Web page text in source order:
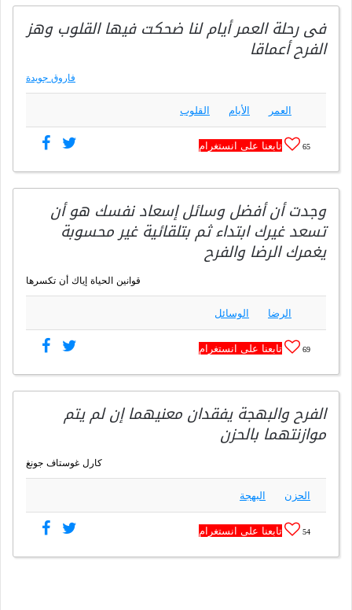
فى رحلة العمر أيام لنا ضحكت فيها القلوب وهز
الفرح أعماقا
فاروق جويدة
العمر الأيام القلوب
65 تابعنا على انستغرام
وجدت أن أفضل وسائل إسعاد نفسك هو أن
تسعد غيرك ابتداء ثم بتلقائية غير محسوبة
يغمرك الرضا والفرح
قوانين الحياة إياك أن تكسرها
الرضا الوسائل
69 تابعنا على انستغرام
الفرح والبهجة يفقدان معنيهما إن لم يتم
موازنتهما بالحزن
كارل غوستاف جونغ
الحزن البهجة
54 تابعنا على انستغرام